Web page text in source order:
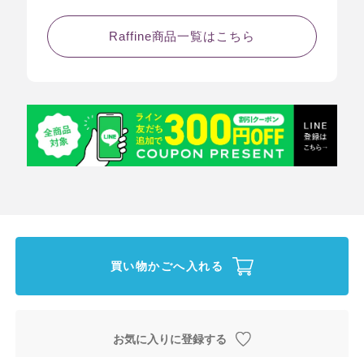
Raffine商品一覧はこちら
買い物かごへ入れる
お気に入りに登録する